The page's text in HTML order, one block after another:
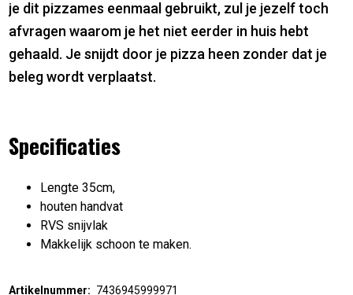
je dit pizzames eenmaal gebruikt, zul je jezelf toch
afvragen waarom je het niet eerder in huis hebt
gehaald. Je snijdt door je pizza heen zonder dat je
beleg wordt verplaatst.
Specificaties
Lengte 35cm,
houten handvat
RVS snijvlak
Makkelijk schoon te maken.
Artikelnummer: 7436945999971